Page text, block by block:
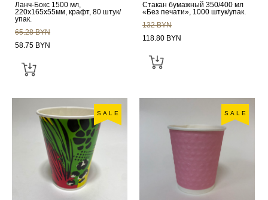
Ланч-Бокс 1500 мл,
220х165х55мм, крафт, 80 штук/
упак.
65.28 BYN
58.75 BYN
Стакан бумажный 350/400 мл
«Без печати», 1000 штук/упак.
132 BYN
118.80 BYN
SALE SALE